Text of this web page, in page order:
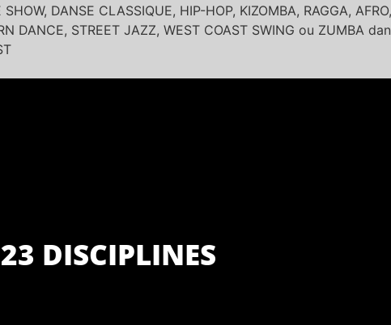
DANSE CLASSIQUE, HIP-HOP, KIZOMBA, RAGGA,
DANCE, STREET JAZZ, WEST COAST SWING ou ZUMBA
23 DISCIPLINES